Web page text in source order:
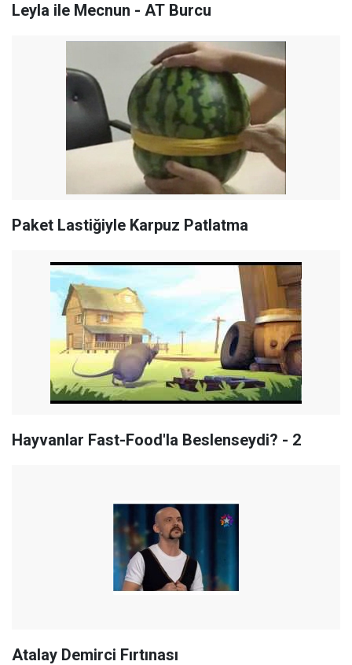
Leyla ile Mecnun - AT Burcu
Paket Lastiğiyle Karpuz Patlatma
Hayvanlar Fast-Food'la Beslenseydi? - 2
Atalay Demirci Fırtınası